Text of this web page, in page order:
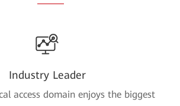
Industry Leader
access domain enjoys the biggest